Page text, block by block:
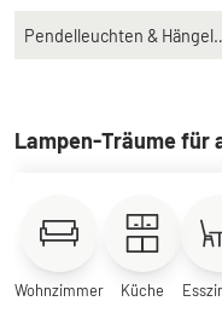
Lampen-Träume für
Wohnzimmer Küche